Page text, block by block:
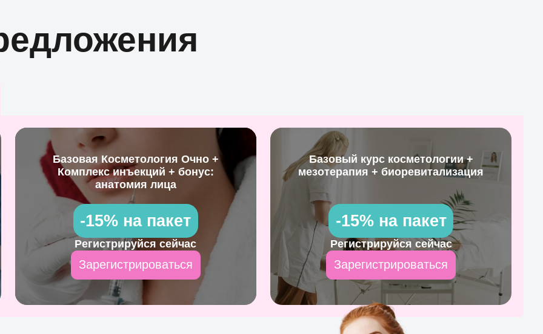
Базовая Косметология Очно +
Комплекс инъекций + бонус:
анатомия лица
-15% на пакет
Регистрируйся сейчас
Зарегистрироваться
Базовый курс косметологии +
мезотерапия + биоревитализация
-15% на пакет
Регистрируйся сейчас
Зарегистрироваться